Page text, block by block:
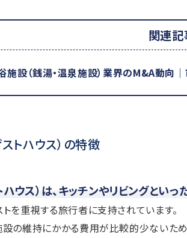
関連記
施設（銭湯・温泉施設）業界のM&A動向
トハウス）の特徴
ウス）は、キッチンやリビングとい
トを重視する旅行者に支持されています。
設の維持にかかる費用が比較的少ないた